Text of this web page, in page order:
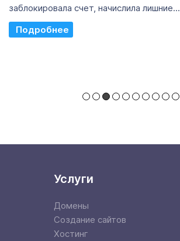
заблокировала счет, начислила лишние...
Read More
Услуги
Домены
Создание сайтов
Хостинг